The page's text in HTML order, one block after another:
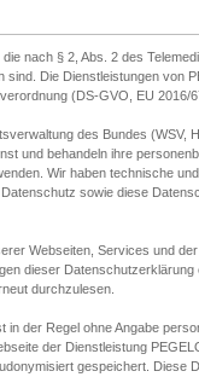
nach § 2, Abs. 2 des
sind. Die Dienstleistungen von
(DS-GVO, EU
des Bundes
und behandeln ihre
Wir haben technische
sowie diese
Webseiten, Services und
dieser
durchzulesen.
in der Regel ohne Angabe
der Dienstleistung
gespeichert.